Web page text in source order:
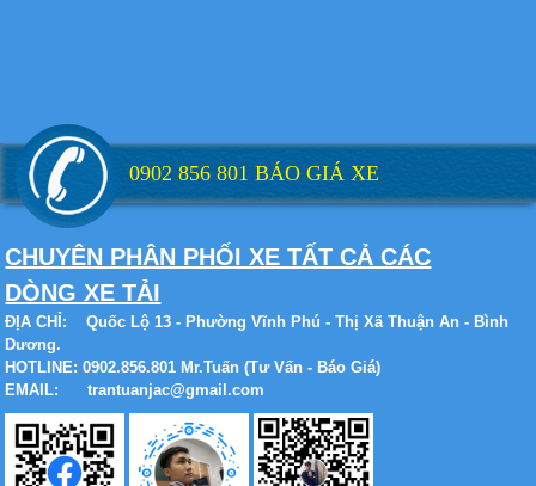
Xe tải Foton 990kg
Xe tải Foton 990kg
Xe tải Foton 990kg
0902 856 801 BÁO GIÁ XE
CHUYÊN PHÂN PHỐI XE TẤT CẢ CÁC
DÒNG XE TẢI
ĐỊA CHỈ:
Quốc Lộ 13 - Phường Vĩnh Phú - Thị Xã Thuận An - Bình
Dương.
HOTLINE: 0902.856.801 Mr.Tuấn (Tư Vấn - Báo Giá)
EMAIL: trantuanjac@gmail.com